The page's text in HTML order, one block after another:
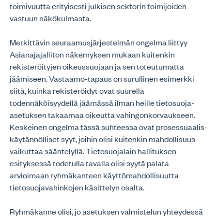
toimivuutta erityisesti julkisen sektorin toimijoiden
vastuun näkökulmasta.
Merkittävin seuraamusjärjestelmän ongelma liittyy
Asianajajaliiton näkemyksen mukaan kuitenkin
rekisteröityjen oikeussuojaan ja sen toteutumatta
jäämiseen. Vastaamo-tapaus on surullinen esimerkki
siitä, kuinka rekisteröidyt ovat suurella
todennäköisyydellä jäämässä ilman heille tietosuoja-
asetuksen takaamaa oikeutta vahingonkorvaukseen.
Keskeinen ongelma tässä suhteessa ovat prosessuaalis-
käytännölliset syyt, joihin olisi kuitenkin mahdollisuus
vaikuttaa sääntelyllä. Tietosuojalain hallituksen
esityksessä todetulla tavalla olisi syytä palata
arvioimaan ryhmäkanteen käyttömahdollisuutta
tietosuojavahinkojen käsittelyn osalta.
Ryhmäkanne olisi, jo asetuksen valmistelun yhteydessä